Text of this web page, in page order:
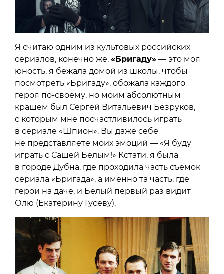
Я считаю одним из культовых российских
сериалов, конечно же, «Бригаду» — это моя
юность, я бежала домой из школы, чтобы
посмотреть «Бригаду», обожала каждого
героя по-своему, но моим абсолютным
крашем был Сергей Витальевич Безруков,
с которым мне посчастливилось играть
в сериале «Шпион». Вы даже себе
не представляете моих эмоций — «Я буду
играть с Сашей Белым!» Кстати, я была
в городе Дубна, где проходила часть съемок
сериала «Бригада», а именно та часть, где
герои на даче, и Белый первый раз видит
Олю (Екатерину Гусеву).